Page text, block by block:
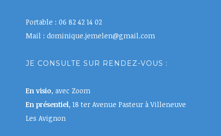
Portable : 06 82 42 14 02
Mail : dominique.jemelen@gmail.com
JE CONSULTE SUR RENDEZ-VOUS :
En visio, avec Zoom
En présentiel, 18 ter Avenue Pasteur à Villeneuve
Les Avignon